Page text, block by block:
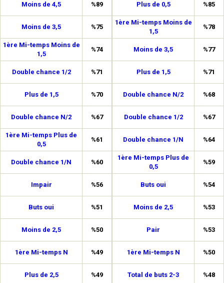
Moins de 4,5 %89
Moins de 3,5 %75
1ère Mi-temps Moins de
1,5
%74
Double chance 1/2 %71
Plus de 1,5 %70
Double chance N/2 %67
1ère Mi-temps Plus de
0,5
%61
Double chance 1/N %60
Impair %56
Buts oui %51
Moins de 2,5 %50
1ère Mi-temps N %49
Plus de 2,5 %49
Plus de 0,5 %85
1ère Mi-temps Moins de
1,5
%78
Moins de 3,5 %77
Plus de 1,5 %71
Double chance N/2 %68
Double chance 1/2 %67
Double chance 1/N %64
1ère Mi-temps Plus de
0,5
%59
Buts oui %54
Moins de 2,5 %53
Pair %53
1ère Mi-temps N %50
Total de buts 2-3 %48